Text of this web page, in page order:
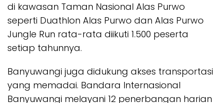
di kawasan Taman Nasional Alas Purwo
seperti Duathlon Alas Purwo dan Alas Purwo
Jungle Run rata-rata diikuti 1.500 peserta
setiap tahunnya.
Banyuwangi juga didukung akses transportasi
yang memadai. Bandara Internasional
Banyuwangi melayani 12 penerbangan harian